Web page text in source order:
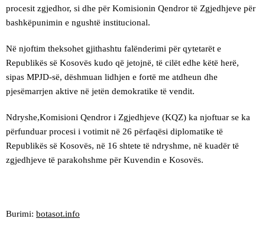
procesit zgjedhor, si dhe për Komisionin Qendror të Zgjedhjeve për
bashkëpunimin e ngushtë institucional.
Në njoftim theksohet gjithashtu falënderimi për qytetarët e
Republikës së Kosovës kudo që jetojnë, të cilët edhe këtë herë,
sipas MPJD-së, dëshmuan lidhjen e fortë me atdheun dhe
pjesëmarrjen aktive në jetën demokratike të vendit.
Ndryshe,Komisioni Qendror i Zgjedhjeve (KQZ) ka njoftuar se ka
përfunduar procesi i votimit në 26 përfaqësi diplomatike të
Republikës së Kosovës, në 16 shtete të ndryshme, në kuadër të
zgjedhjeve të parakohshme për Kuvendin e Kosovës.
Burimi: botasot.info